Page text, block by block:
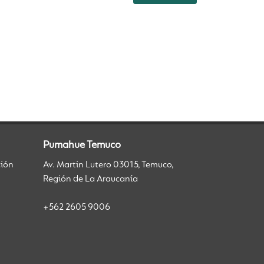
Pumahue Temuco
Av. Martin Lutero 03015, Temuco,
Región de La Araucanía
+562 2605 9006